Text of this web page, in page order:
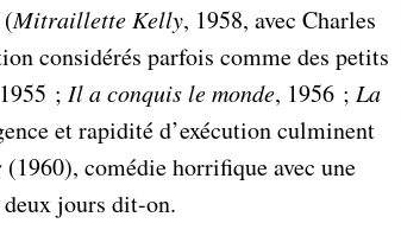
(Mitraillette Kelly, 1958, avec Charles
considérés parfois comme des petits
; Il a conquis le monde, 1956 ; La
et rapidité d’exécution culminent
(1960), comédie horrifique avec une
jours dit-on.